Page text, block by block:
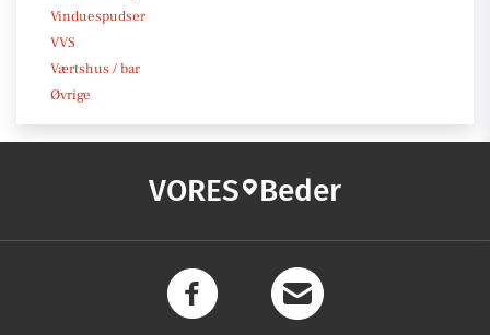
Vinduespudser
VVS
Værtshus / bar
Øvrige
VORES Beder